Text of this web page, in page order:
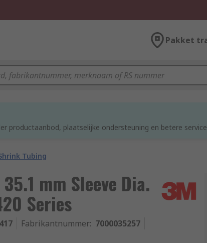
Pakket
productaanbod, plaatselijke ondersteuning en betere
Tubing
mm Sleeve Dia.
Series
Fabrikantnummer: 7000035257